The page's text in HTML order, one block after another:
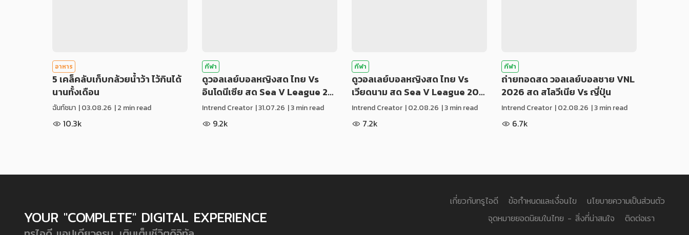
อาหาร
5 เคล็คลับเก็บกล้วยน้ำว้า ไว้กินได้
นานทั้งเดือน
ฉันท์ชมา |03.08.26 | 2 min read
10.3k
กีฬา
ดูวอลเลย์บอลหญิงสด ไทย Vs
อินโดนีเซีย สด Sea V League 2…
Intrend Creator |31.07.26 | 3 min read
9.2k
กีฬา
ดูวอลเลย์บอลหญิงสด ไทย Vs
เวียดนาม สด Sea V League 20…
Intrend Creator |02.08.26 | 3 min read
7.2k
กีฬา
ถ่ายทอดสด วอลเลย์บอลชาย VNL
2026 สด สโลวีเนีย Vs ญี่ปุ่น
Intrend Creator |02.08.26 | 3 min read
6.7k
YOUR "COMPLETE" DIGITAL EXPERIENCE
เกี่ยวกับทรูไอดี ข้อกำหนดและเงื่อนไข
นโยบายความเป็นส่วนตัว
จุดหมายยอดนิยมในไทย - สิ่งที่น่าสนใจ
ติดต่อเรา